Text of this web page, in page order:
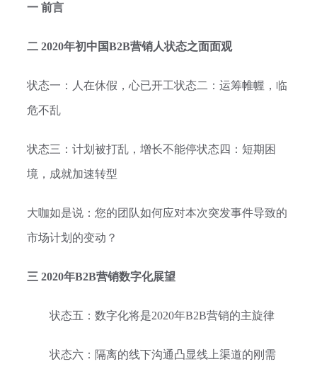
一 前言
二 2020年初中国B2B营销人状态之面面观
状态一：人在休假，心已开工状态二：运筹帷幄，临
危不乱
状态三：计划被打乱，增长不能停状态四：短期困
境，成就加速转型
大咖如是说：您的团队如何应对本次突发事件导致的
市场计划的变动？
三 2020年B2B营销数字化展望
状态五：数字化将是2020年B2B营销的主旋律
状态六：隔离的线下沟通凸显线上渠道的刚需